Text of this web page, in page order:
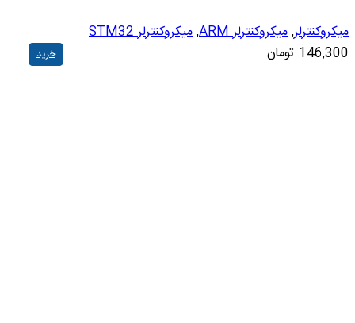
میکروکنترلر,میکروکنترلر ARM ,میکروکنترلر STM32
146,300 تومان خرید